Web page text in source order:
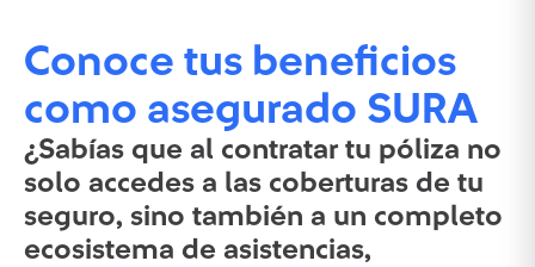
Conoce tus beneficios
como asegurado SURA
¿Sabías que al contratar tu póliza no
solo accedes a las coberturas de tu
seguro, sino también a un completo
ecosistema de asistencias,